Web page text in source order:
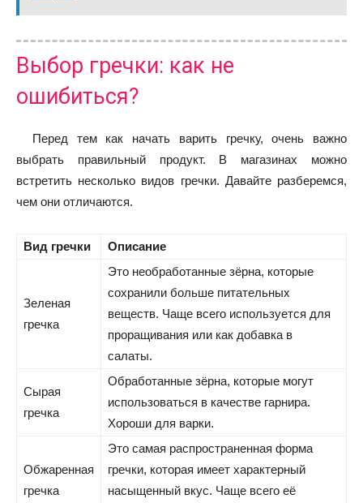
Выбор гречки: как не
ошибиться?
Перед тем как начать варить гречку, очень важно
выбрать правильный продукт. В магазинах можно
встретить несколько видов гречки. Давайте разберемся,
чем они отличаются.
Вид гречки Описание
Зеленая
гречка
Это необработанные зёрна, которые
сохранили больше питательных
веществ. Чаще всего используется для
проращивания или как добавка в
салаты.
Сырая
гречка
Обработанные зёрна, которые могут
использоваться в качестве гарнира.
Хороши для варки.
Обжаренная
гречка
Это самая распространенная форма
гречки, которая имеет характерный
насыщенный вкус. Чаще всего её